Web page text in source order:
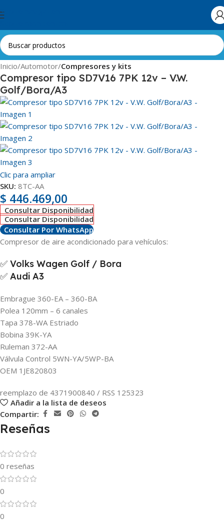
Skip to navigation
Inicio Automotor Compresores y kits
Compresor tipo SD7V16 7PK 12v – V.W.
Golf/Bora/A3
Clic para ampliar
SKU: 8TC-AA
$ 446.469,00
Consultar Disponibilidad
Consultar Disponibilidad
Consultar Por WhatsApp
Compresor de aire acondicionado para vehículos:
✅ Volks Wagen Golf / Bora
✅ Audi A3
Embrague 360-EA – 360-BA
Polea 120mm – 6 canales
Tapa 378-WA Estriado
Bobina 39K-YA
Ruleman 372-AA
Válvula Control 5WN-YA/5WP-BA
OEM 1JE820803
reemplazo de 4371900840 / RSS 125323
Añadir a la lista de deseos
Compartir:
Reseñas
0 reseñas
0
0